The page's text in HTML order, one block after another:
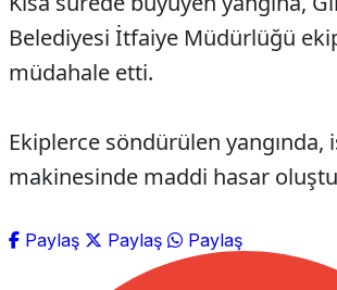
Belediyesi İtfaiye Müdürlüğü
müdahale etti.
Ekiplerce söndürülen yangında,
makinesinde maddi hasar
Paylaş Paylaş Paylaş